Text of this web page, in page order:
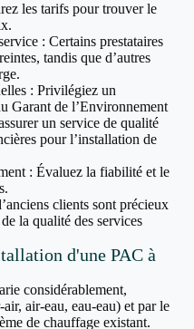
les tarifs pour trouver le
: Certains prestataires
tandis que d’autres
: Privilégiez un
Garant de l’Environnement
un service de qualité
pour l’installation de
: Évaluez la fiabilité et le
clients sont précieux
la qualité des services
d'une PAC à
considérablement,
air-eau, eau-eau) et par le
de chauffage existant.